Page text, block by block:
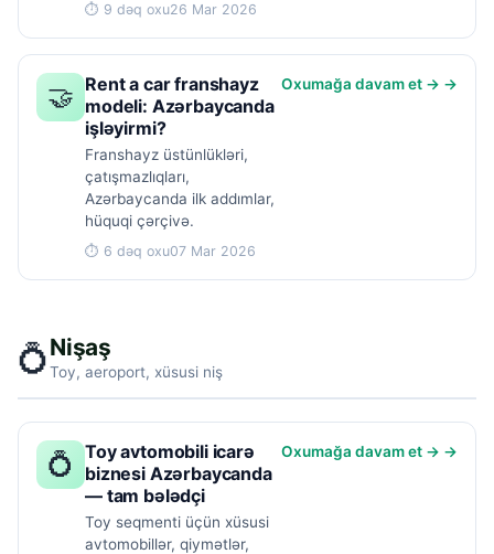
⏱ 9 dəq oxu26 Mar 2026
🤝 Rent a car franshayz
modeli: Azərbaycanda
işləyirmi?
Franshayz üstünlükləri,
çatışmazlıqları,
Azərbaycanda ilk addımlar,
hüquqi çərçivə.
⏱ 6 dəq oxu07 Mar 2026
Oxumağa davam et → →
💍Nişaş
Toy, aeroport, xüsusi niş
💍
Toy avtomobili icarə
biznesi Azərbaycanda
— tam bələdçi
Toy seqmenti üçün xüsusi
avtomobillər, qiymətlər,
Oxumağa davam et → →